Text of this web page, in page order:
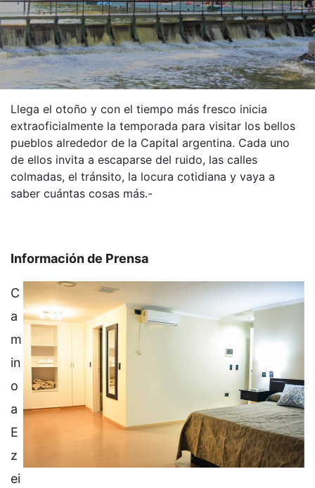
Llega el otoño y con el tiempo más fresco inicia
extraoficialmente la temporada para visitar los bellos
pueblos alrededor de la Capital argentina. Cada uno
de ellos invita a escaparse del ruido, las calles
colmadas, el tránsito, la locura cotidiana y vaya a
saber cuántas cosas más.-
Información de Prensa
C
a
m
in
o
a
E
z
ei